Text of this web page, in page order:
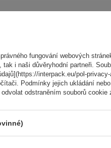
fungování webových
i naši důvěryhodní partneři.
interpack.eu/pol-
Podmínky jejich ukládání
odstraněním souborů